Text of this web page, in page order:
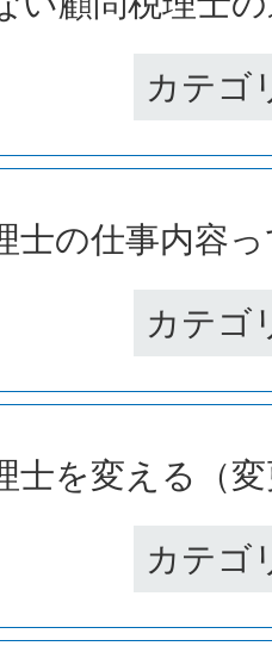
カテゴ
士の仕事内容
カテゴ
士を変える（
カテゴ